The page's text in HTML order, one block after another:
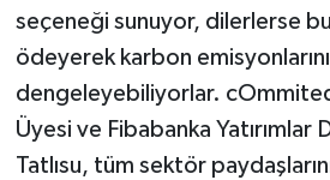
seçeneği sunuyor, dilerlerse
ödeyerek karbon emisyonlarını
dengeleyebiliyorlar.
Üyesi ve Fibabanka
Tatlısu, tüm sektör